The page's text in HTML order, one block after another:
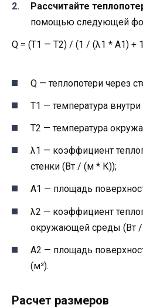
Рассчитайте
помощью следующей
Q = (T1 — T2) / (1 / (λ1 * A1) +
Q — теплопотери через
T1 — температура
T2 — температура
λ1 — коэффициент
стенки (Вт / (м * К));
A1 — площадь
λ2 — коэффициент
окружающей среды (Вт
A2 — площадь
(м²).
Расчет размеров